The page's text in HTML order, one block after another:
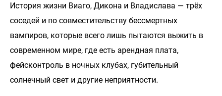
История жизни Виаго, Дикона и Владислава — трёх
соседей и по совместительству бессмертных
вампиров, которые всего лишь пытаются выжить в
современном мире, где есть арендная плата,
фейсконтроль в ночных клубах, губительный
солнечный свет и другие неприятности.